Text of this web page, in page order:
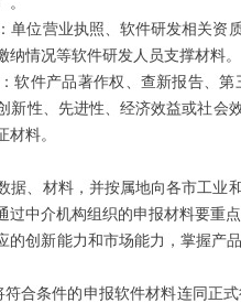
单位营业执照、软件研发相关
情况等软件研发人员支撑材料。
软件产品著作权、查新报告、
新性、先进性、经济效益或社
料。
据、材料，并按属地向各市工
过中介机构组织的申报材料要重
的创新能力和市场能力，掌握
符合条件的申报软件材料连同